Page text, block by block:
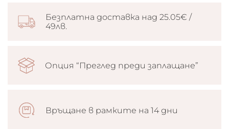
Безплатна доставка над 25.05€ /
49лв.
Опция “Преглед преди заплащане”
Връщане в рамките на 14 дни